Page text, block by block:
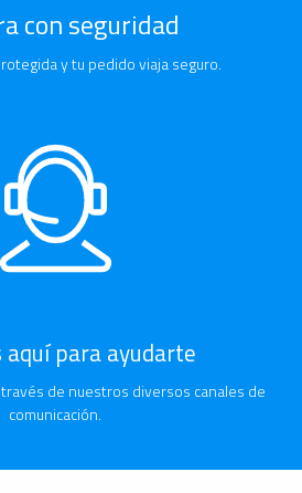
con seguridad
y tu pedido viaja seguro.
aquí para ayudarte
de nuestros diversos canales de
comunicación.